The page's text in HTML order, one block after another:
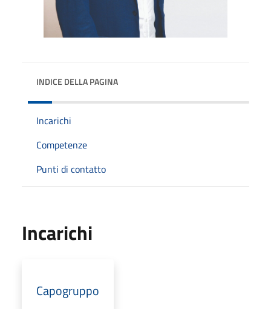
INDICE DELLA PAGINA
Incarichi
Competenze
Punti di contatto
Incarichi
Capogruppo